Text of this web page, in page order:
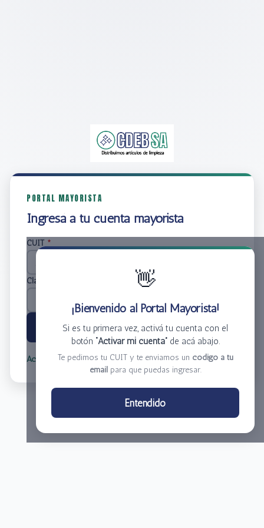
PORTAL MAYORISTA
Ingresá a tu cuenta mayorista
👋
¡Bienvenido al Portal Mayorista!
Si es tu primera vez, activá tu cuenta con el
botón “Activar mi cuenta”de acá abajo.
Te pedimos tu CUIT y te enviamos un código a tu
email para que puedas ingresar.
Entendido
CUIT *
Clave
Ingresar
Activar mi cuenta Olvidé mi clave
Centro de Distribución El Bacha S.A.